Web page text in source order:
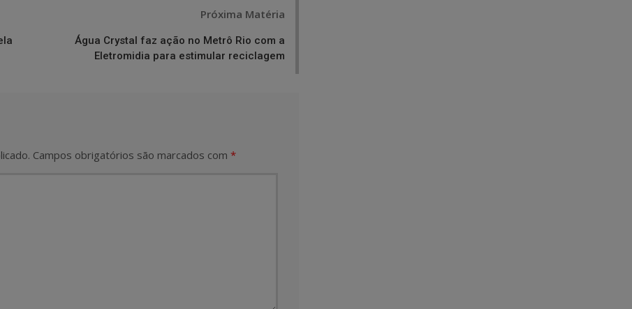
Próxima Matéria
Água Crystal faz ação no Metrô Rio com a
Eletromidia para estimular reciclagem
Campos obrigatórios são marcados com *